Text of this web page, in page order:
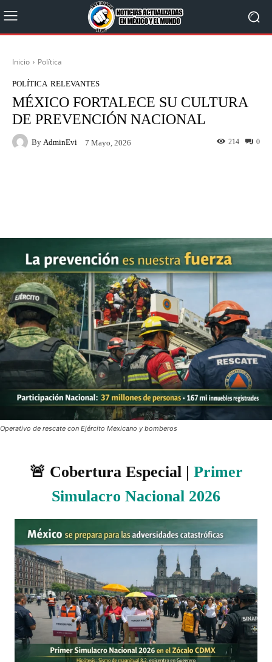
Inicio Política
POLÍTICA RELEVANTES
MÉXICO FORTALECE SU CULTURA
DE PREVENCIÓN NACIONAL
By AdminEvi 7 Mayo, 2026 0
214
Operativo de rescate con Ejército Mexicano y bomberos
🚨 Cobertura Especial | Primer
Simulacro Nacional 2026